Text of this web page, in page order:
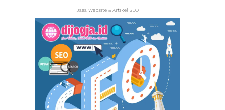
Jasa Website & Artikel SEO